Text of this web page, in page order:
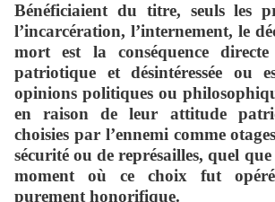
Bénéficiaient du titre, seuls les
l’incarcération, l’internement, le
mort est la conséquence
patriotique et désintéressée ou
opinions politiques ou
en raison de leur attitude
choisies par l’ennemi comme
sécurité ou de représailles, quel
moment où ce choix fut
purement honorifique.